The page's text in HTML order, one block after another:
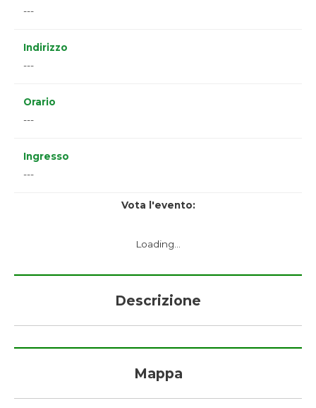
---
Indirizzo
---
Orario
---
Ingresso
---
Vota l'evento:
Loading...
Descrizione
Mappa